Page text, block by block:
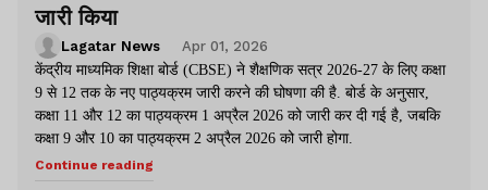
जारी किया
Lagatar News
Apr 01, 2026
केंद्रीय माध्यमिक शिक्षा बोर्ड (CBSE) ने शैक्षणिक सत्र 2026-27 के लिए कक्षा
9 से 12 तक के नए पाठ्यक्रम जारी करने की घोषणा की है. बोर्ड के अनुसार,
कक्षा 11 और 12 का पाठ्यक्रम 1 अप्रैल 2026 को जारी कर दी गई है, जबकि
कक्षा 9 और 10 का पाठ्यक्रम 2 अप्रैल 2026 को जारी होगा.
Continue reading